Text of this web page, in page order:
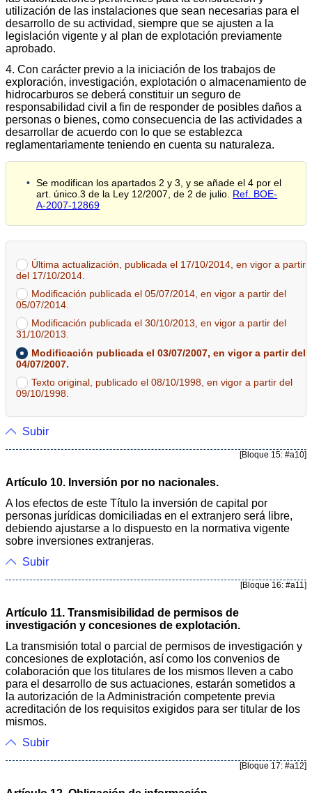
utilización de las instalaciones que sean necesarias para el
desarrollo de su actividad, siempre que se ajusten a la
legislación vigente y al plan de explotación previamente
aprobado.
4. Con carácter previo a la iniciación de los trabajos de
exploración, investigación, explotación o almacenamiento de
hidrocarburos se deberá constituir un seguro de
responsabilidad civil a fin de responder de posibles daños a
personas o bienes, como consecuencia de las actividades a
desarrollar de acuerdo con lo que se establezca
reglamentariamente teniendo en cuenta su naturaleza.
Se modifican los apartados 2 y 3, y se añade el 4 por el
art. único.3 de la Ley 12/2007, de 2 de julio. Ref. BOE-
A-2007-12869
Última actualización, publicada el 17/10/2014, en vigor a partir
del 17/10/2014.
Modificación publicada el 05/07/2014, en vigor a partir del
05/07/2014.
Modificación publicada el 30/10/2013, en vigor a partir del
31/10/2013.
Modificación publicada el 03/07/2007, en vigor a partir del
04/07/2007.
Texto original, publicado el 08/10/1998, en vigor a partir del
09/10/1998.
Subir
[Bloque 15: #a10]
Artículo 10. Inversión por no nacionales.
A los efectos de este Título la inversión de capital por
personas jurídicas domiciliadas en el extranjero será libre,
debiendo ajustarse a lo dispuesto en la normativa vigente
sobre inversiones extranjeras.
Subir
[Bloque 16: #a11]
Artículo 11. Transmisibilidad de permisos de
investigación y concesiones de explotación.
La transmisión total o parcial de permisos de investigación y
concesiones de explotación, así como los convenios de
colaboración que los titulares de los mismos lleven a cabo
para el desarrollo de sus actuaciones, estarán sometidos a
la autorización de la Administración competente previa
acreditación de los requisitos exigidos para ser titular de los
mismos.
Subir
[Bloque 17: #a12]